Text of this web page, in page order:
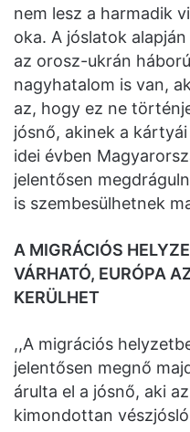
nem lesz a harmadik
oka. A jóslatok
az orosz-ukrán
nagyhatalom is van,
az, hogy ez ne
jósnő, akinek a
idei évben
jelentősen
is szembesülhetnek
A MIGRÁCIÓS
VÁRHATÓ, EURÓPA
KERÜLHET
,,A migrációs
jelentősen megnő
árulta el a jósnő, aki
kimondottan